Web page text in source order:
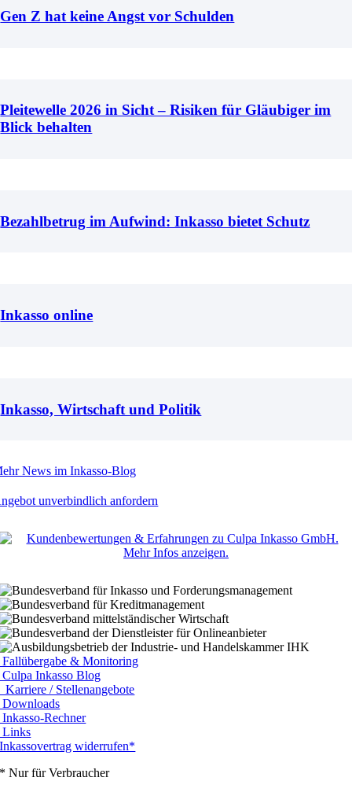
Gen Z hat keine Angst vor Schulden
Pleitewelle 2026 in Sicht – Risiken für Gläubiger im
Blick behalten
Bezahlbetrug im Aufwind: Inkasso bietet Schutz
Inkasso online
Inkasso, Wirtschaft und Politik
News im Inkasso-Blog
unverbindlich anfordern
Fallübergabe & Monitoring
Culpa Inkasso Blog
Karriere / Stellenangebote
Downloads
Inkasso-Rechner
Links
Inkassovertrag widerrufen*
* Nur für Verbraucher